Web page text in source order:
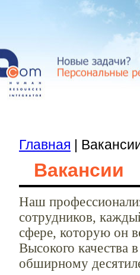
Главная |
Вакансии
Наш
сотрудников,
сфере, которую он
Высокого качества
обширному